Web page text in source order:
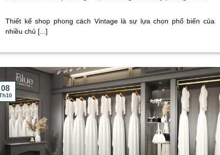
Thiết kế shop phong cách Vintage là sự lựa chọn phổ biến của
nhiều chủ [...]
08